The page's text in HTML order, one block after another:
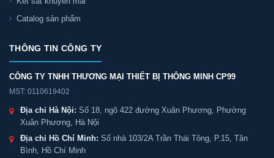
Catalog sản phẩm
THÔNG TIN CÔNG TY
CÔNG TY TNHH THƯƠNG MẠI THIẾT BỊ THÔNG MINH CP99
MST: 0110619402
Địa chỉ Hà Nội: Số 18, ngõ 422 đường Xuân Phương, Phường
Xuân Phương, Hà Nội
Địa chỉ Hồ Chí Minh: Số nhà 103/2A Trần Thái Tông, P.15, Tân
Bình, Hồ Chí Minh